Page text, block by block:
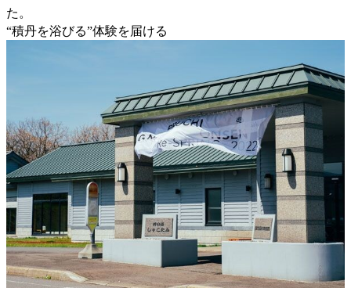
た。
“積丹を浴びる”体験を届ける